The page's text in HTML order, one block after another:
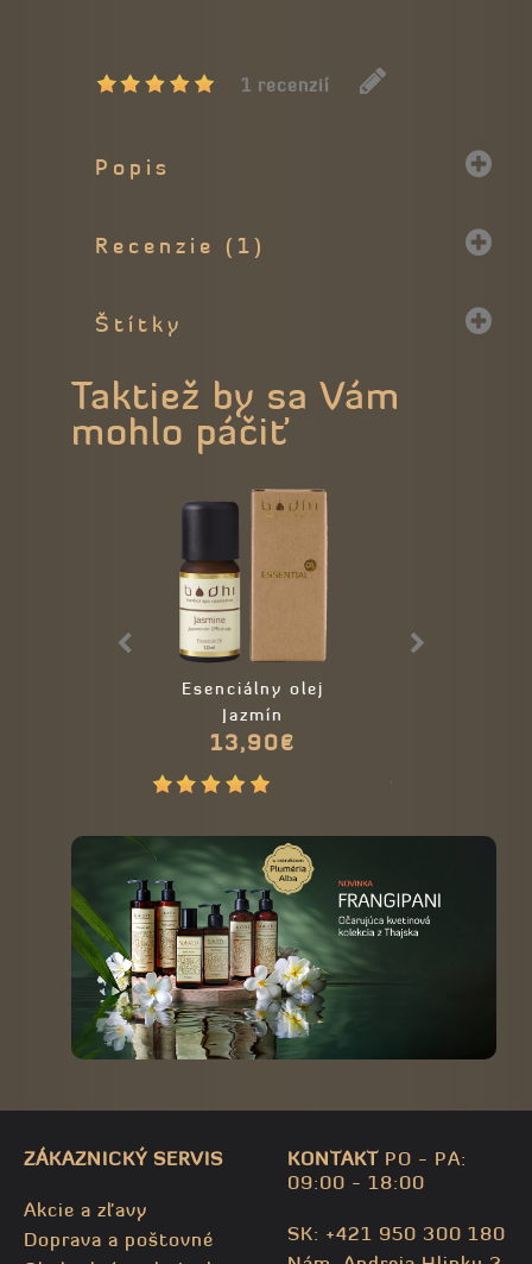
1 recenzií
Popis
Recenzie (1)
Štítky
Taktiež by sa Vám
mohlo páčiť
Esenciálny olej
Jazmín
13,90€
ZÁKAZNICKÝ SERVIS
Akcie a zľavy
Doprava a poštovné
KONTAKTPO - PA:
09:00 - 18:00
SK: +421 950 300 180